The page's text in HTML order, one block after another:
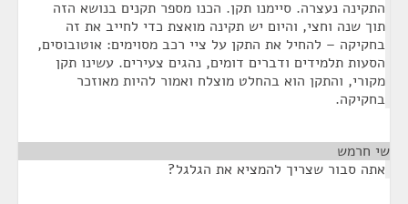
התקינה נעצרה. סיימנו תקן. הכנו מספר תקנים בנושא הזה
תוך שנה וחצי, והיום יש תקינה מואצת כדי לחייב את זה
בחקיקה – להחיל את התקן על ציי רכב מסוימים: אוטובוסים,
הסעות תלמידים ודברים דומים, נהגים צעירים. עשינו תקן
מקורי, והתקן הוא בהחלט מוצלח ואמור להיות מאוזכר
בחקיקה.
שי חרמש
אתה סבור שצריך להמציא את הגלגל?